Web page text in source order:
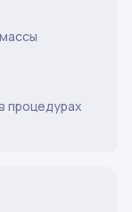
процедурах